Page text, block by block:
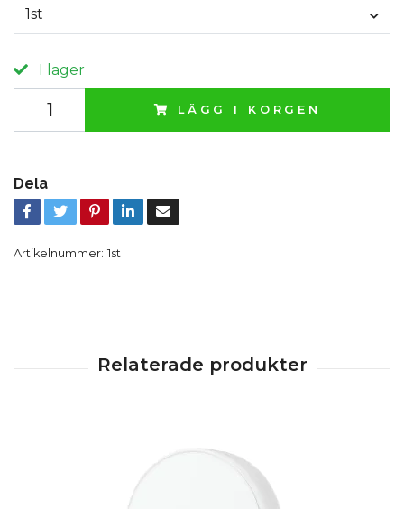
1st
I lager
LÄGG I KORGEN
Dela
Artikelnummer: 1st